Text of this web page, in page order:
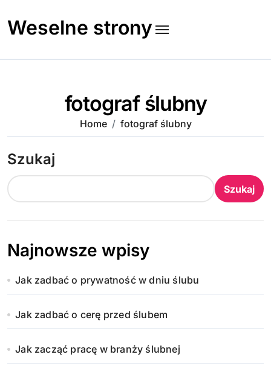
to
content
Weselne strony
fotograf ślubny
Home fotograf ślubny
Szukaj
Szukaj
Najnowsze wpisy
Jak zadbać o prywatność w dniu ślubu
Jak zadbać o cerę przed ślubem
Jak zacząć pracę w branży ślubnej